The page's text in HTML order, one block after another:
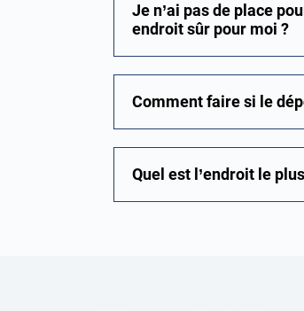
Je n’ai pas de place
endroit sûr pour moi ?
Comment faire si le
Quel est l’endroit le